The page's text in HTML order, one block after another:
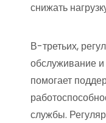
снижать
В-третьих,
обслуживание
помогает
службы.